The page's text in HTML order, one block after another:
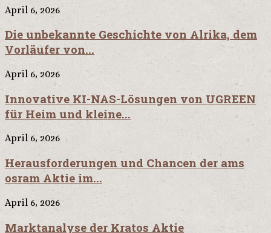
April 6, 2026
Die unbekannte Geschichte von Alrika, dem
Vorläufer von...
April 6, 2026
Innovative KI-NAS-Lösungen von UGREEN
für Heim und kleine...
April 6, 2026
Herausforderungen und Chancen der ams
osram Aktie im...
April 6, 2026
Marktanalyse der Kratos Aktie